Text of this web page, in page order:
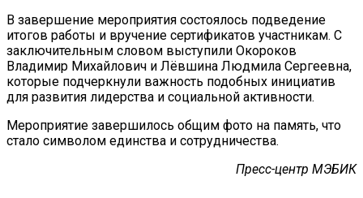
В завершение мероприятия состоялось подведение
итогов работы и вручение сертификатов участникам. С
заключительным словом выступили Окороков
Владимир Михайлович и Лёвшина Людмила Сергеевна,
которые подчеркнули важность подобных инициатив
для развития лидерства и социальной активности.
Мероприятие завершилось общим фото на память, что
стало символом единства и сотрудничества.
Пресс-центр МЭБИК